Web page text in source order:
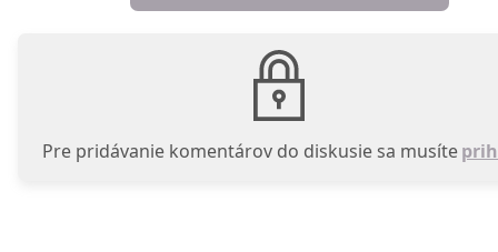
Pre pridávanie komentárov do diskusie sa musíte